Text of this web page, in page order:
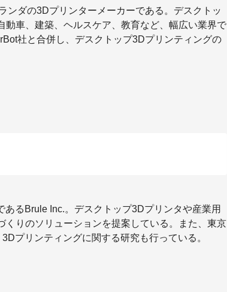
ンダの3Dプリンターメーカーである。デスクトッ
動車、建築、ヘルスケア、教育など、幅広い業界で
社と合併し、デスクトップ3Dプリンティングの
あるBrule Inc.。デスクトップ3Dプリンタや産業用
くりのソリューションを提案している。また、東京
プリンティングに関する研究も行っている。